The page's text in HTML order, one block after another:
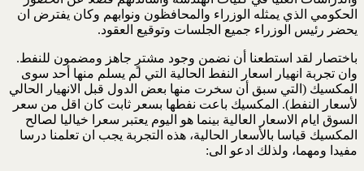
الحكومي الذي يمثله الوزراء والمحافظون ونوابهم وكان يفترض ان
يحضر رئيس الوزراء جميع الجلسات وتوقيع العقود.
باختصار لقد استطعنا أن نضمن وجود مشترٍ جاهز ومضمون للنفط.
وان تجربة انهيار اسعار النفط الحالية التي لم يسلم منها أحد سوى
المكسيك (التي سبق أن سخرت منها بعض الدول قبل الانهيار الحالي
لأسعار النفط). المكسيك باعت نفطها بسعر ثابت كان اقل من سعر
السوق ايام الاسعار العالية بينما هو اليوم يعتبر سعرا خياليا لصالح
المكسيك قياسا بالأسعار الحالية، هذه التجربة يجب ان تعلمنا درسا
مفيدا ومهما، ولذلك ادعو الى: